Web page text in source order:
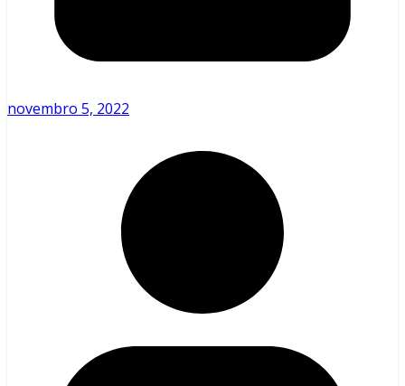
novembro 5, 2022